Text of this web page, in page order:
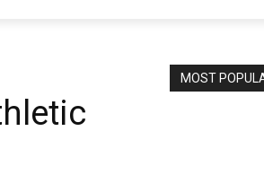
MOST